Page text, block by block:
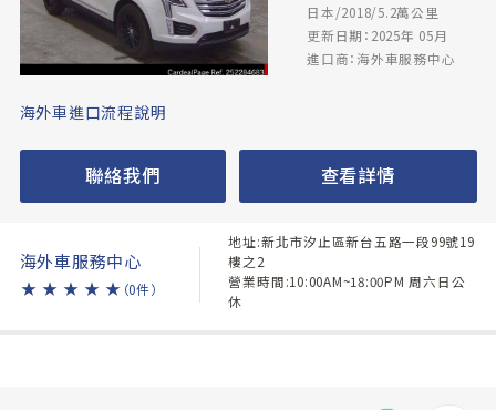
日本/2018/5.2萬公里
更新日期：2025年 05月
進口商：海外車服務中心
海外車進口流程說明
聯絡我們 查看詳情
海外車服務中心
★ ★ ★ ★ ★ （0件）
地址:新北市汐止區新台五路一段99號19
樓之2
營業時間:10:00AM~18:00PM 周六日公
休